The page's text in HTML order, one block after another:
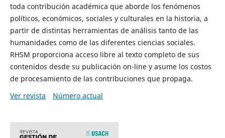
toda contribución académica que aborde los fenómenos
políticos, económicos, sociales y culturales en la historia, a
partir de distintas herramientas de análisis tanto de las
humanidades como de las diferentes ciencias sociales.
RHSM proporciona acceso libre al texto completo de sus
contenidos desde su publicación on-line y asume los costos
de procesamiento de las contribuciones que propaga.
Ver revista
Número actual